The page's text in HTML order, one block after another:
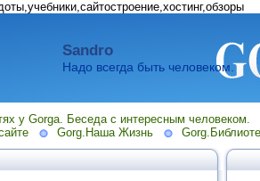
Sandro
Надо всегда быть человеком.
у Gorga. Беседа с интересным человеком.
Gorg.Наша Жизнь